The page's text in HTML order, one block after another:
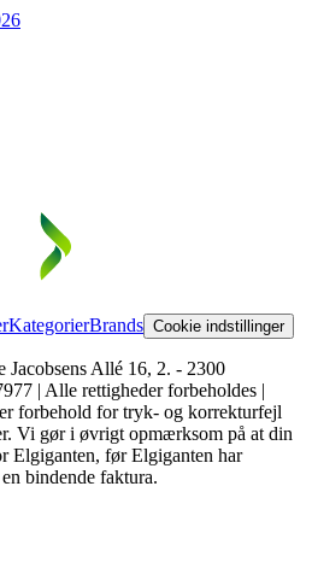
KategorierBrands Cookie indstillinger
Allé 16, 2. - 2300
| Alle rettigheder forbeholdes |
forbehold for tryk- og korrekturfejl
Vi gør i øvrigt opmærksom på at din
Elgiganten, før Elgiganten har
bindende faktura.